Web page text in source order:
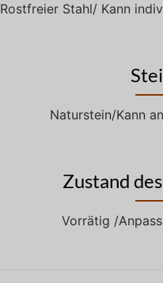
Rostfreier Stahl/ Kann
Naturstein/Kann
Zustand
Vorrätig /